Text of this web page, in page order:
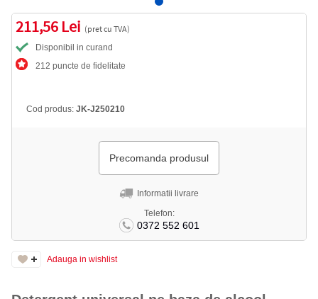
211,56 Lei (pret cu TVA)
Disponibil in curand
212 puncte de fidelitate
Cod produs: JK-J250210
Precomanda produsul
Informatii livrare
Telefon:
0372 552 601
Adauga in wishlist